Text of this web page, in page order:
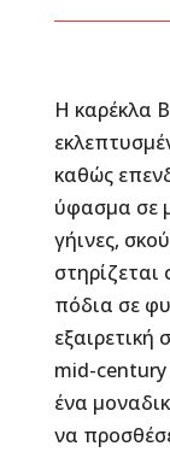
Η καρέκλα
καθώς
ύφασμα σε
γήινες,
πόδια σε
εξαιρετική
mid-century
ένα
να